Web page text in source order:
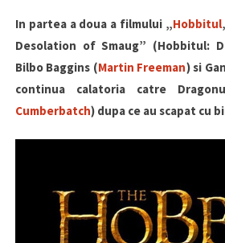
In partea a doua a filmului „Hobbitul
Desolation of Smaug” (Hobbitul:
Bilbo Baggins (Martin Freeman) si
continua calatoria catre
Cumberbatch) dupa ce au scapat cu